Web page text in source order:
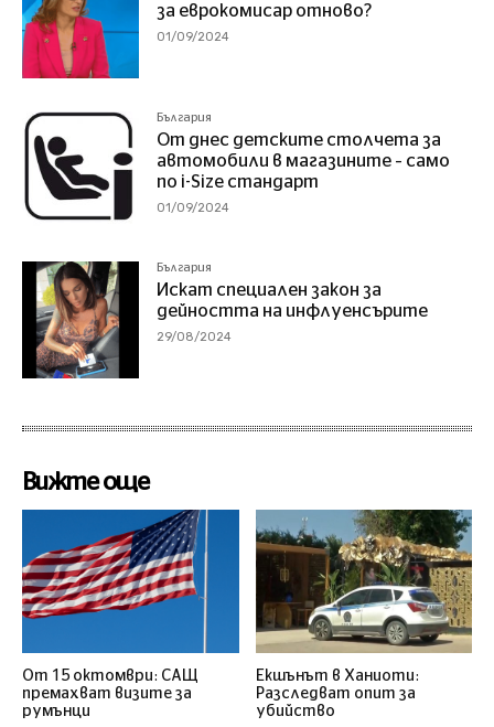
за еврокомисар отново?
01/09/2024
България
От днес детските столчета за
автомобили в магазините – само
по i-Size стандарт
01/09/2024
България
Искат специален закон за
дейността на инфлуенсърите
29/08/2024
Вижте още
От 15 октомври: САЩ
премахват визите за
румънци
Екшънът в Ханиоти:
Разследват опит за
убийство